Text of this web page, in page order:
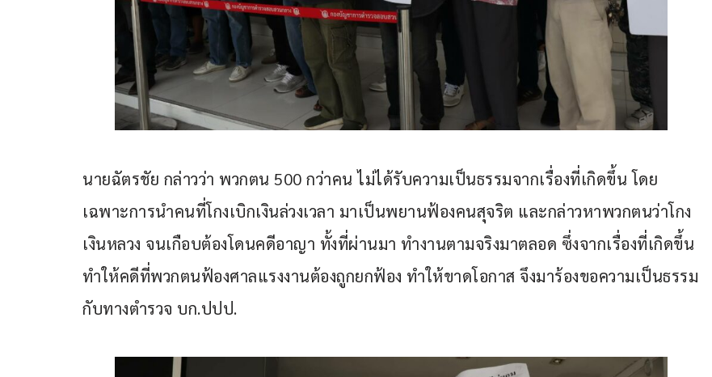
นายฉัตรชัย กล่าวว่า พวกตน 500 กว่าคน ไม่ได้รับความเป็นธรรมจากเรื่องที่เกิดขึ้น โดย
เฉพาะการนำคนที่โกงเบิกเงินล่วงเวลา มาเป็นพยานฟ้องคนสุจริต และกล่าวหาพวกตนว่าโกง
เงินหลวง จนเกือบต้องโดนคดีอาญา ทั้งที่ผ่านมา ทำงานตามจริงมาตลอด ซึ่งจากเรื่องที่เกิดขึ้น
ทำให้คดีที่พวกตนฟ้องศาลแรงงานต้องถูกยกฟ้อง ทำให้ขาดโอกาส จึงมาร้องขอความเป็นธรรม
กับทางตำรวจ บก.ปปป.